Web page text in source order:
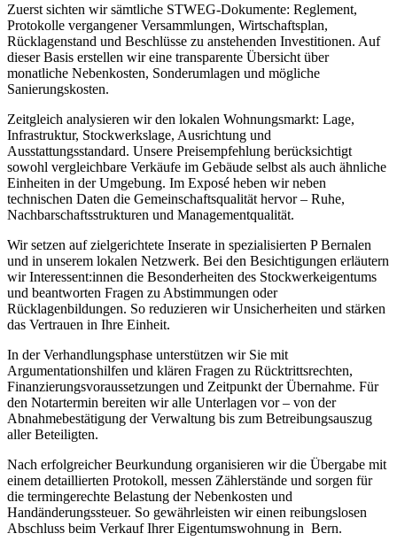
Zuerst sichten wir sämtliche STWEG-Dokumente: Reglement,
Protokolle vergangener Versammlungen, Wirtschaftsplan,
Rücklagenstand und Beschlüsse zu anstehenden Investitionen. Auf
dieser Basis erstellen wir eine transparente Übersicht über
monatliche Nebenkosten, Sonderumlagen und mögliche
Sanierungskosten.
Zeitgleich analysieren wir den lokalen Wohnungsmarkt: Lage,
Infrastruktur, Stockwerkslage, Ausrichtung und
Ausstattungsstandard. Unsere Preisempfehlung berücksichtigt
sowohl vergleichbare Verkäufe im Gebäude selbst als auch ähnliche
Einheiten in der Umgebung. Im Exposé heben wir neben
technischen Daten die Gemeinschaftsqualität hervor – Ruhe,
Nachbarschaftsstrukturen und Managementqualität.
Wir setzen auf zielgerichtete Inserate in spezialisierten P Bernalen
und in unserem lokalen Netzwerk. Bei den Besichtigungen erläutern
wir Interessent:innen die Besonderheiten des Stockwerkeigentums
und beantworten Fragen zu Abstimmungen oder
Rücklagenbildungen. So reduzieren wir Unsicherheiten und stärken
das Vertrauen in Ihre Einheit.
In der Verhandlungsphase unterstützen wir Sie mit
Argumentationshilfen und klären Fragen zu Rücktrittsrechten,
Finanzierungsvoraussetzungen und Zeitpunkt der Übernahme. Für
den Notartermin bereiten wir alle Unterlagen vor – von der
Abnahmebestätigung der Verwaltung bis zum Betreibungsauszug
aller Beteiligten.
Nach erfolgreicher Beurkundung organisieren wir die Übergabe mit
einem detaillierten Protokoll, messen Zählerstände und sorgen für
die termingerechte Belastung der Nebenkosten und
Handänderungssteuer. So gewährleisten wir einen reibungslosen
Abschluss beim Verkauf Ihrer Eigentumswohnung in Bern.